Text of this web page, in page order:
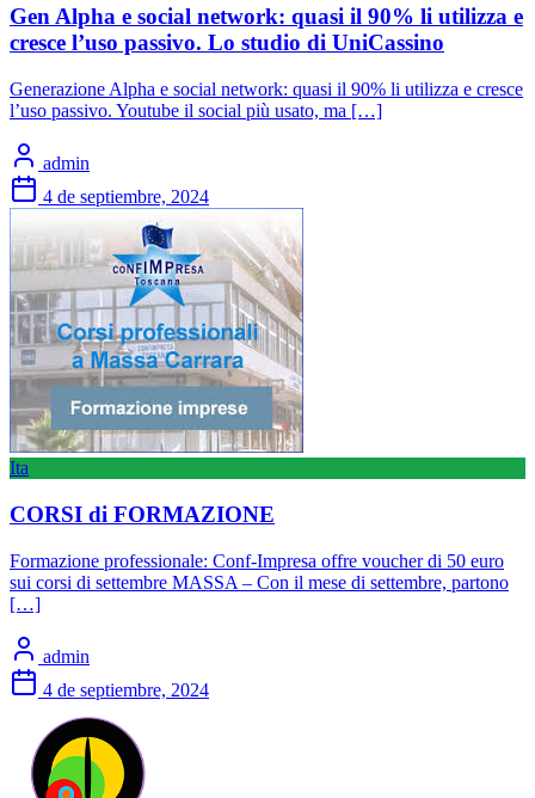
Gen Alpha e social network: quasi il 90% li utilizza e
cresce l’uso passivo. Lo studio di UniCassino
Generazione Alpha e social network: quasi il 90% li utilizza e cresce
l’uso passivo. Youtube il social più usato, ma […]
admin
4 de septiembre, 2024
Ita
CORSI di FORMAZIONE
Formazione professionale: Conf-Impresa offre voucher di 50 euro
sui corsi di settembre MASSA – Con il mese di settembre, partono
[…]
admin
4 de septiembre, 2024